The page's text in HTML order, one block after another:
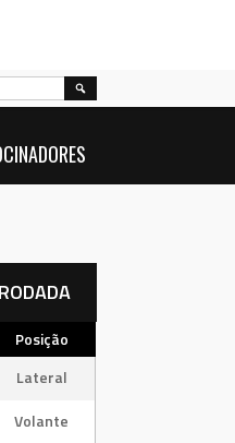
PESQUISAR
Posição
Lateral
Volante